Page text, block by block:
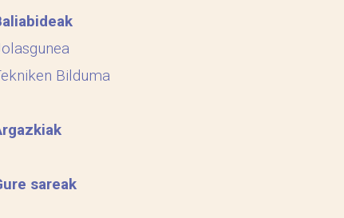
Bilduma
sareak